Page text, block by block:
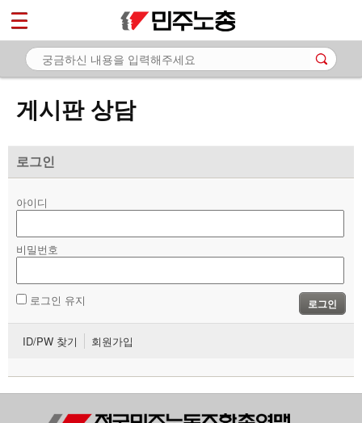
게시판 상담
로그인
아이디
비밀번호
로그인 유지 로그인
ID/PW 찾기 회원가입
마이페이지
소개
노동상담
- 게시판 상담
- 바로보기
- 찾아보기
- 전국 노동상담소 안내
자료
부설기관